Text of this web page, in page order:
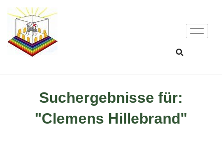
Suchergebnisse für:
"Clemens Hillebrand"